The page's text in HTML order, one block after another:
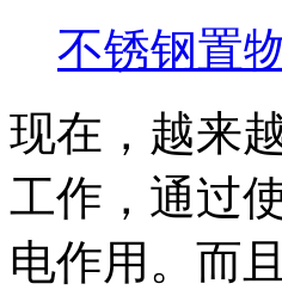
不锈钢置
现在，越来
工作，通过
电作用。而